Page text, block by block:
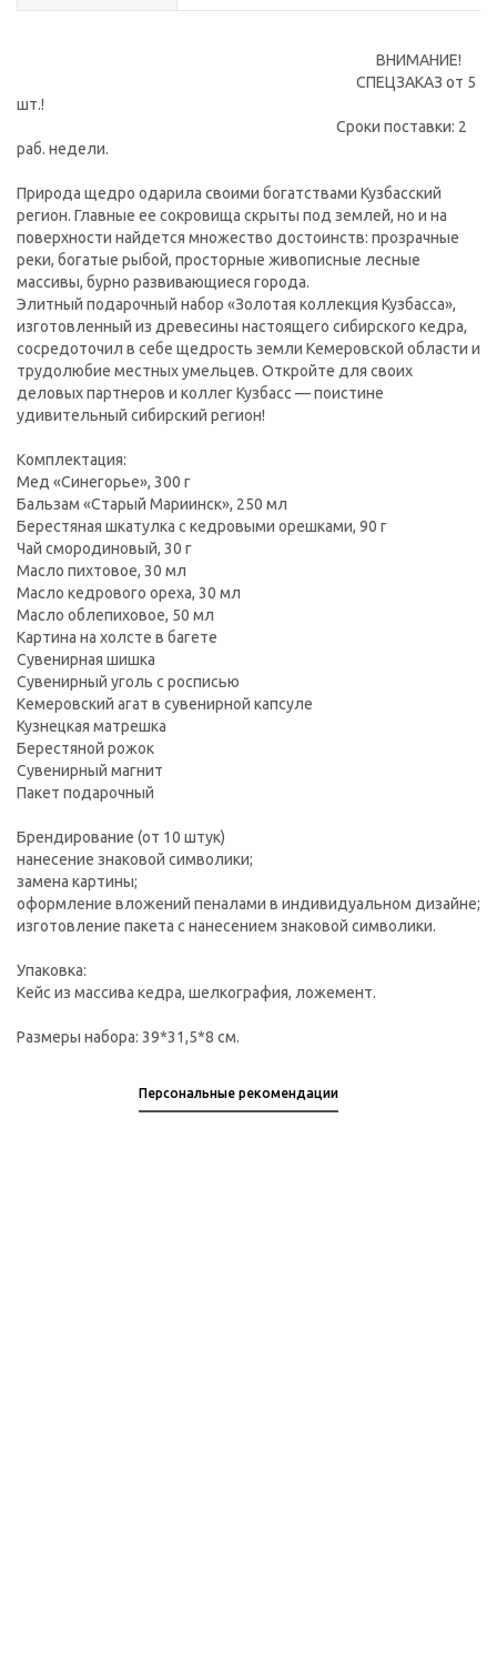
ВНИМАНИЕ!
СПЕЦЗАКАЗ от 5
шт.!
Сроки поставки: 2
раб. недели.
Природа щедро одарила своими богатствами Кузбасский
регион. Главные ее сокровища скрыты под землей, но и на
поверхности найдется множество достоинств: прозрачные
реки, богатые рыбой, просторные живописные лесные
массивы, бурно развивающиеся города.
Элитный подарочный набор «Золотая коллекция Кузбасса»,
изготовленный из древесины настоящего сибирского кедра,
сосредоточил в себе щедрость земли Кемеровской области и
трудолюбие местных умельцев. Откройте для своих
деловых партнеров и коллег Кузбасс — поистине
удивительный сибирский регион!
Комплектация:
Мед «Синегорье», 300 г
Бальзам «Старый Мариинск», 250 мл
Берестяная шкатулка с кедровыми орешками, 90 г
Чай смородиновый, 30 г
Масло пихтовое, 30 мл
Масло кедрового ореха, 30 мл
Масло облепиховое, 50 мл
Картина на холсте в багете
Сувенирная шишка
Сувенирный уголь с росписью
Кемеровский агат в сувенирной капсуле
Кузнецкая матрешка
Берестяной рожок
Сувенирный магнит
Пакет подарочный
Брендирование (от 10 штук)
нанесение знаковой символики;
замена картины;
оформление вложений пеналами в индивидуальном дизайне;
изготовление пакета с нанесением знаковой символики.
Упаковка:
Кейс из массива кедра, шелкография, ложемент.
Размеры набора: 39*31,5*8 см.
Персональные рекомендации